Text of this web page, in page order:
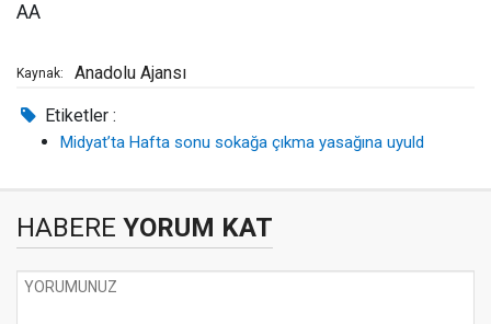
AA
Kaynak: Anadolu Ajansı
Etiketler :
Midyat’ta Hafta sonu sokağa çıkma yasağına uyuld
HABERE YORUM KAT